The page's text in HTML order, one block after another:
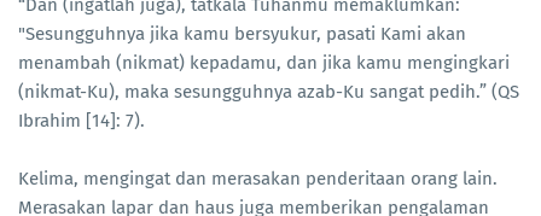
“Dan (ingatlah juga), tatkala Tuhanmu memaklumkan:
"Sesungguhnya jika kamu bersyukur, pasati Kami akan
menambah (nikmat) kepadamu, dan jika kamu mengingkari
(nikmat-Ku), maka sesungguhnya azab-Ku sangat pedih.” (QS
Ibrahim [14]: 7).
Kelima, mengingat dan merasakan penderitaan orang lain.
Merasakan lapar dan haus juga memberikan pengalaman